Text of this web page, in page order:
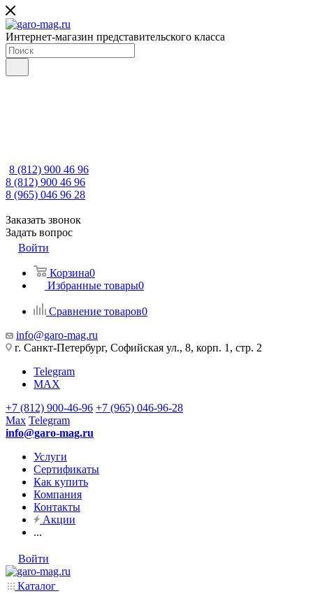
Интернет-магазин представительского класса
8 (812) 900 46 96
8 (812) 900 46 96
8 (965) 046 96 28
Заказать звонок
Задать вопрос
Войти
Корзина0
Избранные товары0
Сравнение товаров0
info@garo-mag.ru
г. Санкт-Петербург, Софийская ул., 8, корп. 1, стр. 2
Telegram
MAX
+7 (812) 900-46-96 +7 (965) 046-96-28
Max Telegram
info@garo-mag.ru
Услуги
Сертификаты
Как купить
Компания
Контакты
Акции
...
Войти
Каталог